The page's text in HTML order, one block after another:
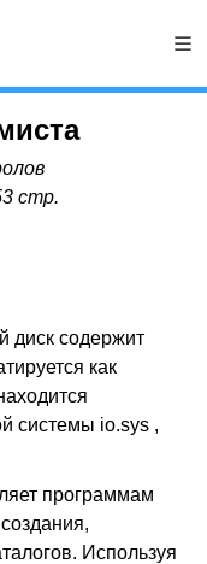
стр.
диск содержит
как
системы io.sys ,
программам
Используя